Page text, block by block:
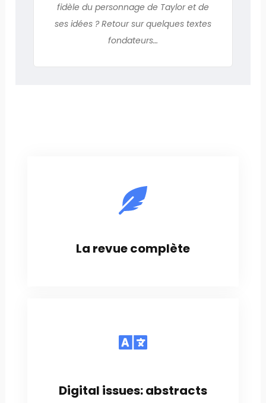
fidèle du personnage de Taylor et de
ses idées ? Retour sur quelques textes
fondateurs…
La revue complète
Digital issues: abstracts